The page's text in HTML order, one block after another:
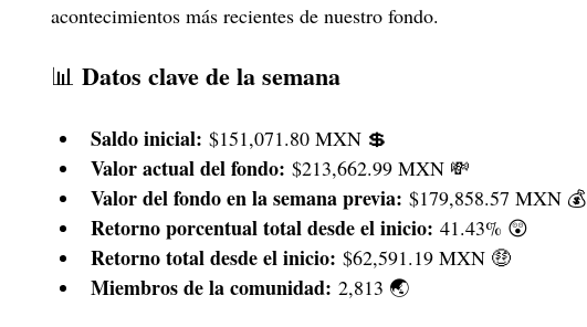
acontecimientos más recientes de nuestro fondo.
📊 Datos clave de la semana
Saldo inicial: $151,071.80 MXN 💲
Valor actual del fondo: $213,662.99 MXN 💸
Valor del fondo en la semana previa: $179,858.57 MXN 💰
Retorno porcentual total desde el inicio: 41.43% 😲
Retorno total desde el inicio: $62,591.19 MXN 🤑
Miembros de la comunidad: 2,813 🌏